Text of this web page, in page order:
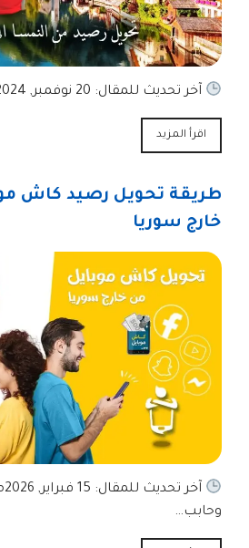
آخر تحديث للمقال: 20 نوفمبر, 2024إذا كنت مقيمًا في…
اقرأ المزيد
خارج سوريا
وحابب…